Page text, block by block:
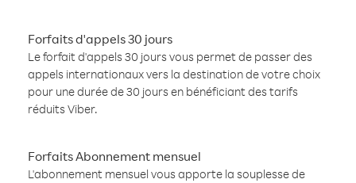
Forfaits d'appels 30 jours
Le forfait d'appels 30 jours vous permet de passer des
appels internationaux vers la destination de votre choix
pour une durée de 30 jours en bénéficiant des tarifs
réduits Viber.
Forfaits Abonnement mensuel
L'abonnement mensuel vous apporte la souplesse de